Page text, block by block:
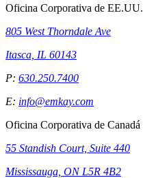
Oficina Corporativa de EE.UU.
805 West Thorndale Ave
Itasca, IL 60143
P: 630.250.7400
E: info@emkay.com
Oficina Corporativa de Canadá
55 Standish Court, Suite 440
Mississauga, ON L5R 4B2